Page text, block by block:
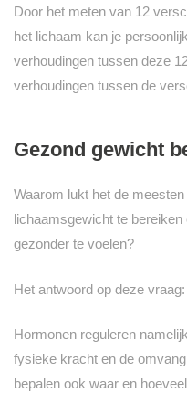
Door het meten van 12
het lichaam kan je
verhoudingen tussen deze
verhoudingen tussen de
Gezond gewicht
Waarom lukt het de
lichaamsgewicht te
gezonder te voelen?
Het antwoord op deze
Hormonen reguleren
fysieke kracht en de
bepalen ook waar en